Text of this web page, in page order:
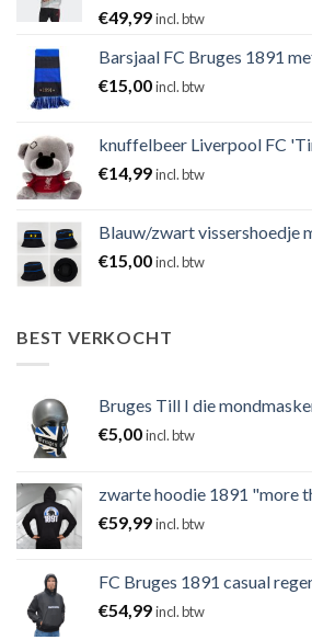
€49,99incl. btw
Barsjaal FC Bruges 1891
€15,00incl. btw
knuffelbeer Liverpool FC
€14,99incl. btw
Blauw/zwart vissershoedje
€15,00incl. btw
BEST VERKOCHT
Bruges Till I die
€5,00incl. btw
zwarte hoodie 1891 "more
€59,99incl. btw
FC Bruges 1891 casual
€54,99incl. btw